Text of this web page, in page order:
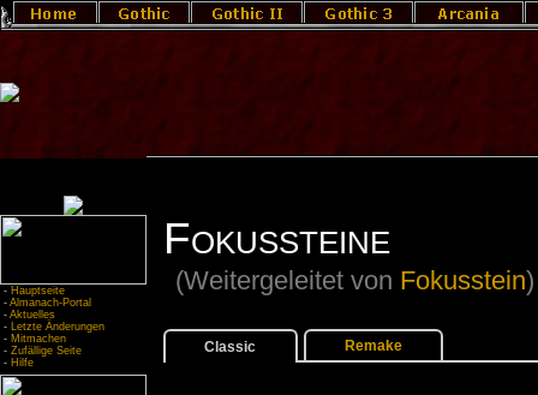
- Hauptseite
- Almanach-Portal
- Aktuelles
- Letzte Änderungen
- Mitmachen
- Zufällige Seite
- Hilfe
Fokussteine
(Weitergeleitet von Fokusstein)
Classic Remake